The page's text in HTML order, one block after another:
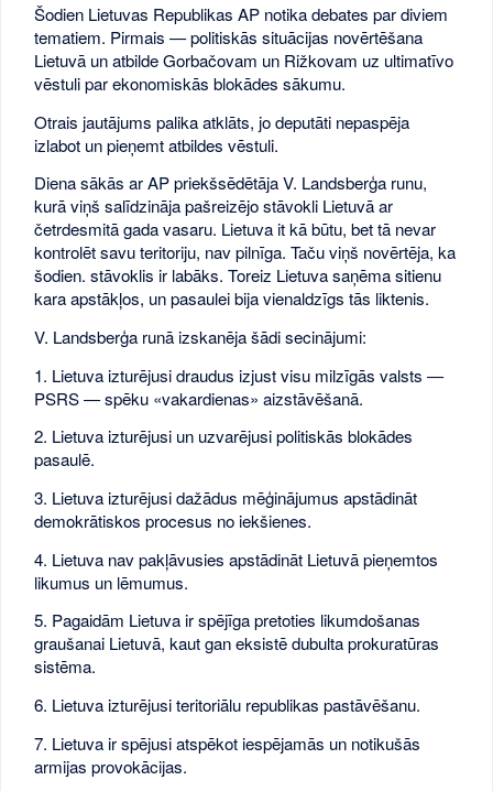
Šodien Lietuvas Republikas AP notika debates par diviem
tematiem. Pirmais — politiskās situācijas novērtēšana
Lietuvā un atbilde Gorbačovam un Rižkovam uz ultimatīvo
vēstuli par ekonomiskās blokādes sākumu.
Otrais jautājums palika atklāts, jo deputāti nepaspēja
izlabot un pieņemt atbildes vēstuli.
Diena sākās ar AP priekšsēdētāja V. Landsberģa runu,
kurā viņš salīdzināja pašreizējo stāvokli Lietuvā ar
četrdesmitā gada vasaru. Lietuva it kā būtu, bet tā nevar
kontrolēt savu teritoriju, nav pilnīga. Taču viņš novērtēja, ka
šodien. stāvoklis ir labāks. Toreiz Lietuva saņēma sitienu
kara apstākļos, un pasaulei bija vienaldzīgs tās liktenis.
V. Landsberģa runā izskanēja šādi secinājumi:
1. Lietuva izturējusi draudus izjust visu milzīgās valsts —
PSRS — spēku «vakardienas» aizstāvēšanā.
2. Lietuva izturējusi un uzvarējusi politiskās blokādes
pasaulē.
3. Lietuva izturējusi dažādus mēģinājumus apstādināt
demokrātiskos procesus no iekšienes.
4. Lietuva nav pakļāvusies apstādināt Lietuvā pieņemtos
likumus un lēmumus.
5. Pagaidām Lietuva ir spējīga pretoties likumdošanas
graušanai Lietuvā, kaut gan eksistē dubulta prokuratūras
sistēma.
6. Lietuva izturējusi teritoriālu republikas pastāvēšanu.
7. Lietuva ir spējusi atspēkot iespējamās un notikušās
armijas provokācijas.